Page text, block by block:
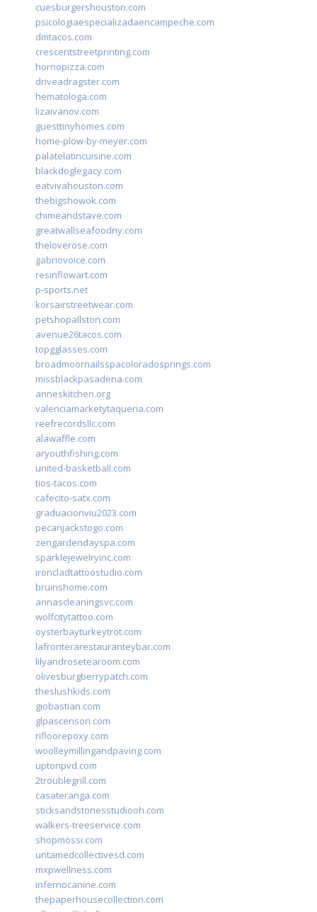
cuesburgershouston.com
psicologiaespecializadaencampeche.com
dmtacos.com
crescentstreetprinting.com
hornopizza.com
driveadragster.com
hematologa.com
lizaivanov.com
guesttinyhomes.com
home-plow-by-meyer.com
palatelatincuisine.com
blackdoglegacy.com
eatvivahouston.com
thebigshowok.com
chimeandstave.com
greatwallseafoodny.com
theloverose.com
gabriovoice.com
resinflowart.com
p-sports.net
korsairstreetwear.com
petshopallston.com
avenue26tacos.com
topgglasses.com
broadmoornailsspacoloradosprings.com
missblackpasadena.com
anneskitchen.org
valenciamarketytaqueria.com
reefrecordsllc.com
alawaffle.com
aryouthfishing.com
united-basketball.com
tios-tacos.com
cafecito-satx.com
graduacionviu2023.com
pecanjackstogo.com
zengardendayspa.com
sparklejewelryinc.com
ironcladtattoostudio.com
bruinshome.com
annascleaningsvc.com
wolfcitytattoo.com
oysterbayturkeytrot.com
lafronterarestauranteybar.com
lilyandrosetearoom.com
olivesburgberrypatch.com
theslushkids.com
giobastian.com
glpascensori.com
rifloorepoxy.com
woolleymillingandpaving.com
uptonpvd.com
2troublegrill.com
casateranga.com
sticksandstonesstudiooh.com
walkers-treeservice.com
shopmossi.com
untamedcollectivesd.com
mxpwellness.com
infernocanine.com
thepaperhousecollection.com